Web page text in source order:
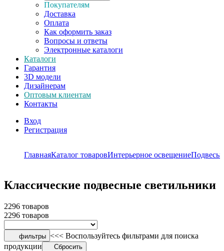
Покупателям
Доставка
Оплата
Как оформить заказ
Вопросы и ответы
Электронные каталоги
Каталоги
Гарантия
3D модели
Дизайнерам
Оптовым клиентам
Контакты
Вход
Регистрация
ГлавнаяКаталог товаровИнтерьерное освещениеПодвесы
Классические подвесные светильники
2296 товаров
2296 товаров
фильтры <<< Воспользуйтесь фильтрами для поиска
продукции
Сбросить